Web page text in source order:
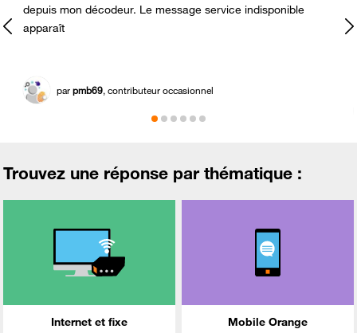
depuis mon décodeur. Le message service indisponible
apparaît
parpmb69, contributeur occasionnel
Trouvez une réponse par thématique :
Internet et fixe Mobile Orange